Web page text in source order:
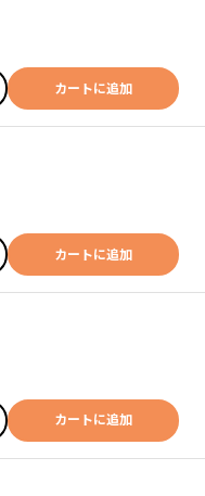
カートに追加
カートに追加
カートに追加